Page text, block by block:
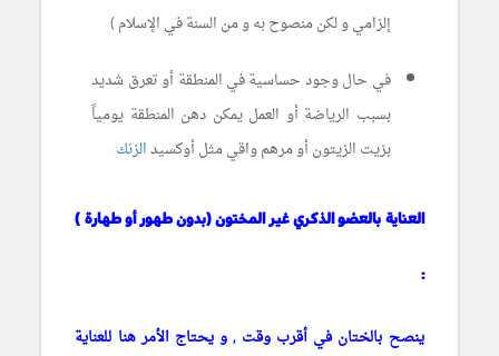
إلزامي و لكن منصوح به و من السنة في الإسلام )
في حال وجود حساسية في المنطقة أو تعرق شديد
بسبب الرياضة أو العمل يمكن دهن المنطقة يومياً
بزيت الزيتون أو مرهم واقي مثل أوكسيدالزنك
العناية بالعضو الذكري غير المختون (بدون طهور أو طهارة )
:
ينصح بالختان في أقرب وقت , و يحتاج الأمر هنا للعناية